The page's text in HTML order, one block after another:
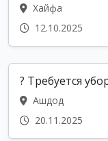
Хайфа
12.10.2025
? Требуется
Ашдод
20.11.2025